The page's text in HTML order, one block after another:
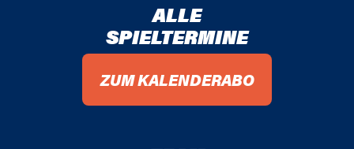
ALLE
SPIELTERMINE
ZUM KALENDERABO